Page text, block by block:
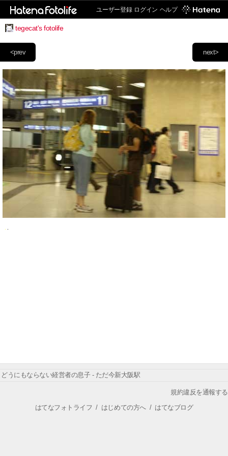
ユーザー登録 ログイン ヘルプ
tegecat's fotolife
next>
<prev
どうにもならない経営者の息子 - ただ今新大阪駅
規約違反を通報する
はてなフォトライフ / はじめての方へ/ はてなブログ